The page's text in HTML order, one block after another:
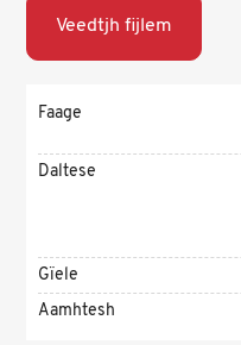
Veedtjh fijlem
Faage
Daltese
Gïele
Aamhtesh